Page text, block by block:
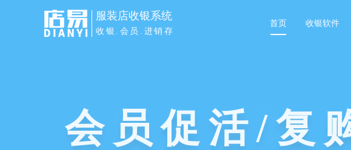
服装店收银系统
收银.会员.进销存
首页 收银软件
小程序商城